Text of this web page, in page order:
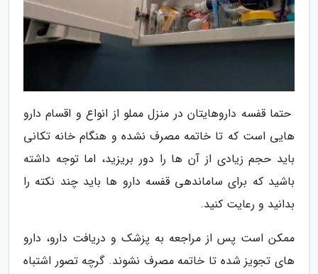
حتما قفسه داروهایتان در منزل مملو از انواع و اقسام دارو
هایی است که تا خاتمه مصرف نشده و هنگام خانه تکانی
باید حجم زیادی از آن ها را دور بریزید، اما توجه داشته
باشید که برای ساماندهی قفسه دارو ها باید چند نکته را
بدانید و رعایت کنید.
ممکن است پس از مراجعه به پزشک و دریافت دارو، دارو
های تجویز شده تا خاتمه مصرف نشوند. گرچه تصور اشتباه